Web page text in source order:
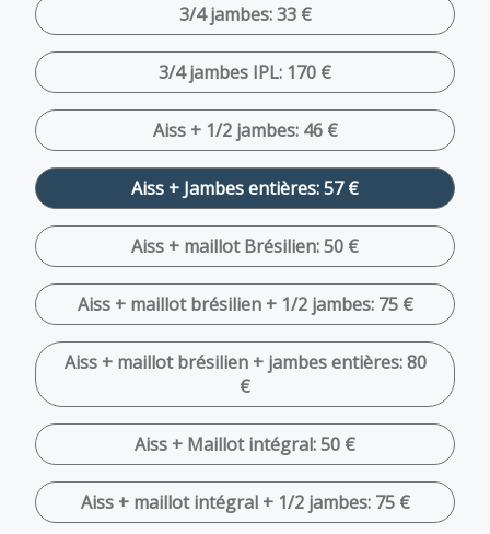
3/4 jambes: 33 €
3/4 jambes IPL: 170 €
Aiss + 1/2 jambes: 46 €
Aiss + Jambes entières: 57 €
Aiss + maillot Brésilien: 50 €
Aiss + maillot brésilien + 1/2 jambes: 75 €
Aiss + maillot brésilien + jambes entières: 80
€
Aiss + Maillot intégral: 50 €
Aiss + maillot intégral + 1/2 jambes: 75 €